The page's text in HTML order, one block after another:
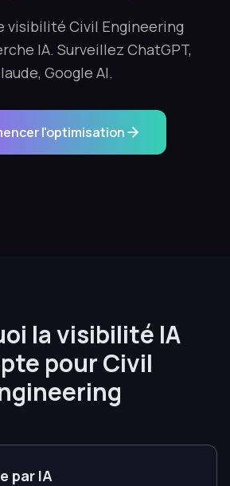
visibilité Civil Engineering
IA. Surveillez ChatGPT,
Google AI.
l'optimisation
la visibilité IA
pour Civil
par IA